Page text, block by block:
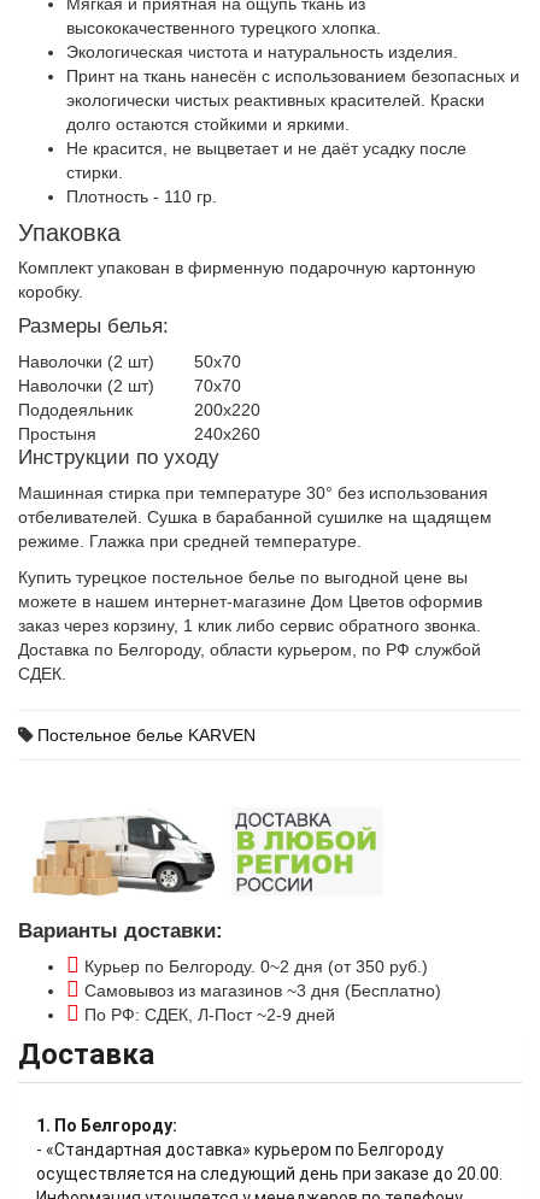
высококачественного турецкого хлопка.
Экологическая чистота и натуральность изделия.
Принт на ткань нанесён с использованием безопасных и
экологически чистых реактивных красителей. Краски
долго остаются стойкими и яркими.
Не красится, не выцветает и не даёт усадку после
стирки.
Плотность - 110 гр.
Упаковка
Комплект упакован в фирменную подарочную картонную
коробку.
Размеры белья:
Наволочки (2 шт)
50х70
Наволочки (2 шт)
70х70
Пододеяльник
200х220
Простыня
240х260
Инструкции по уходу
Машинная стирка при температуре 30° без использования
отбеливателей. Сушка в барабанной сушилке на щадящем
режиме. Глажка при средней температуре.
Купить турецкое постельное белье по выгодной цене вы
можете в нашем интернет-магазине Дом Цветов оформив
заказ через корзину, 1 клик либо сервис обратного звонка.
Доставка по Белгороду, области курьером, по РФ службой
СДЕК.
Постельное белье KARVEN
Варианты доставки:
Курьер по Белгороду. 0~2 дня (от 350 руб.)
Самовывоз из магазинов ~3 дня (Бесплатно)
По РФ: СДЕК, Л-Пост ~2-9 дней
Доставка
1. По Белгороду:
- «Стандартная доставка» курьером по Белгороду
осуществляется на следующий день при заказе до 20.00.